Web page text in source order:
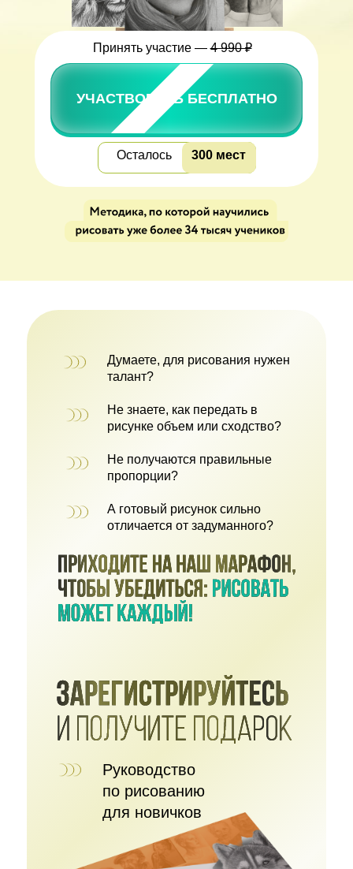
300 мест
Осталось
Принять участие —4 990 ₽
УЧАСТВОВАТЬ БЕСПЛАТНО
Думаете, для рисования нужен
талант?
Не знаете, как передать в
рисунке объем или сходство?
Не получаются правильные
пропорции?
А готовый рисунок сильно
отличается от задуманного?
Руководство
по рисованию
для новичков